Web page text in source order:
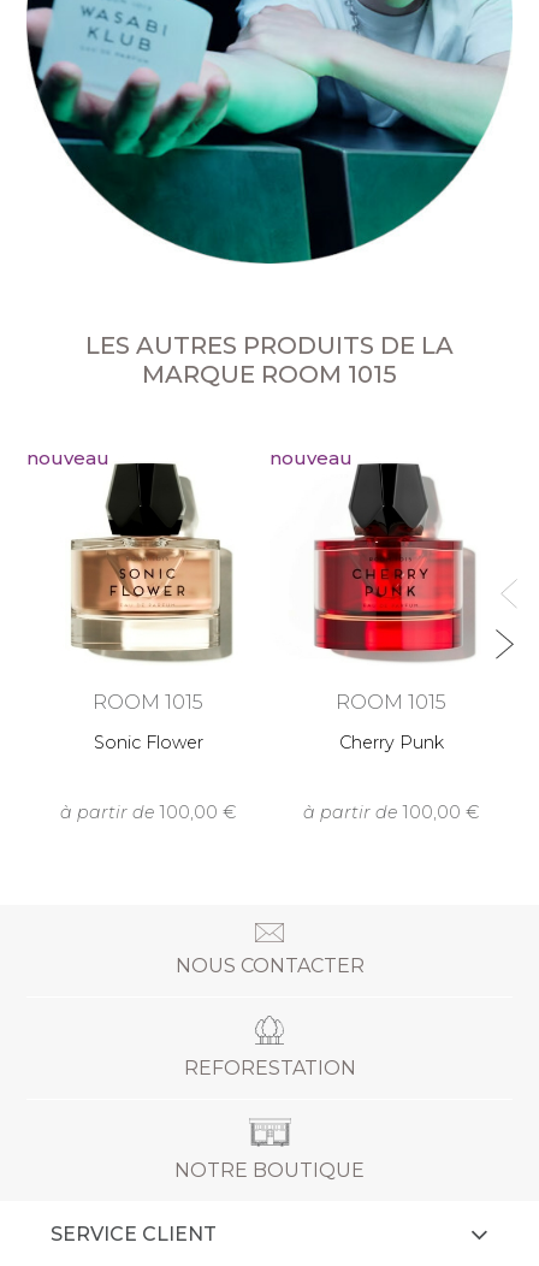
LES AUTRES PRODUITS DE LA
MARQUE ROOM 1015
nouveau
ROOM 1015
Sonic Flower
à partir de 100,00
nouveau
ROOM 1015
Cherry Punk
à partir de 100,00
NOUS CONTACTER
REFORESTATION
NOTRE BOUTIQUE
SERVICE CLIENT